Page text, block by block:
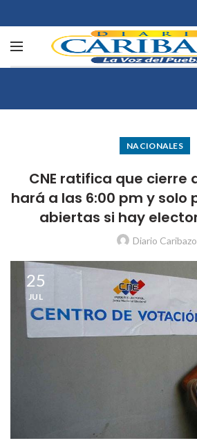
NACIONALES
CNE ratifica que cierre
hará a las 6:00 pm y solo
abiertas si hay
Diario Caribazo
25
JUL